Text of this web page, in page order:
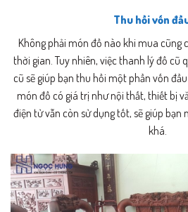
Thu hồi vốn
Không phải món đồ nào khi mua cũng
thời gian. Tuy nhiên, việc thanh lý đồ cũ
cũ sẽ giúp bạn thu hồi một phần vốn
món đồ có giá trị như nội thất, thiết bị
điện tử vẫn còn sử dụng tốt, sẽ giúp bạn
khá.